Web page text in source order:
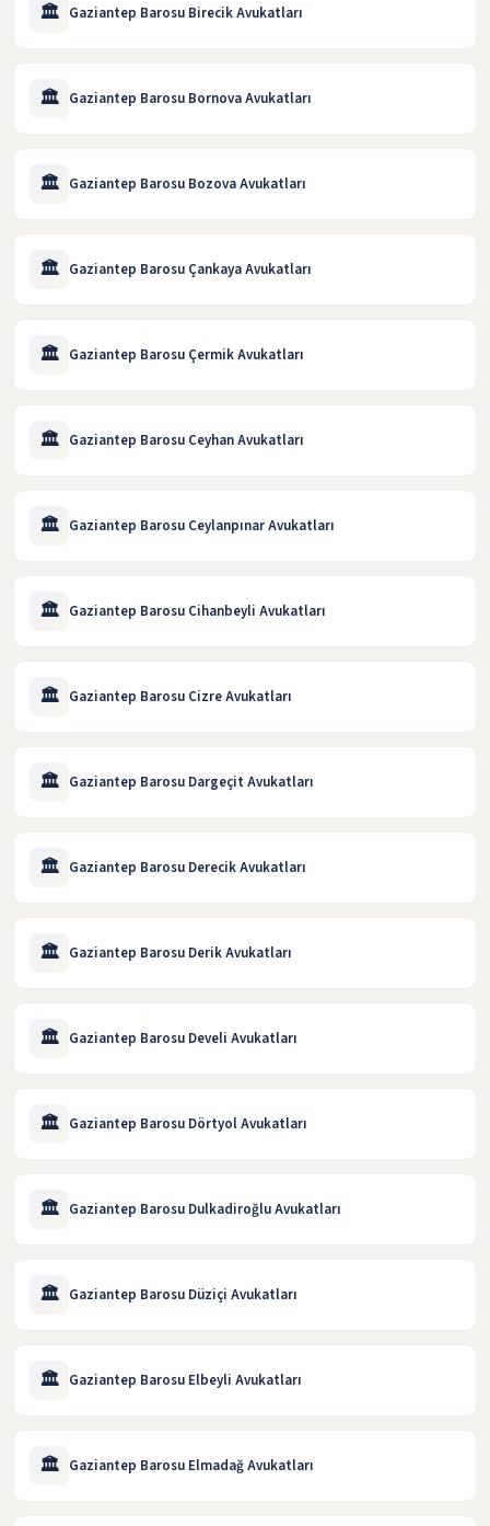
🏛️ Gaziantep Barosu Birecik Avukatları
🏛️ Gaziantep Barosu Bornova Avukatları
🏛️ Gaziantep Barosu Bozova Avukatları
🏛️ Gaziantep Barosu Çankaya Avukatları
🏛️ Gaziantep Barosu Çermik Avukatları
🏛️ Gaziantep Barosu Ceyhan Avukatları
🏛️ Gaziantep Barosu Ceylanpınar Avukatları
🏛️ Gaziantep Barosu Cihanbeyli Avukatları
🏛️ Gaziantep Barosu Cizre Avukatları
🏛️ Gaziantep Barosu Dargeçit Avukatları
🏛️ Gaziantep Barosu Derecik Avukatları
🏛️ Gaziantep Barosu Derik Avukatları
🏛️ Gaziantep Barosu Develi Avukatları
🏛️ Gaziantep Barosu Dörtyol Avukatları
🏛️ Gaziantep Barosu Dulkadiroğlu Avukatları
🏛️ Gaziantep Barosu Düziçi Avukatları
🏛️ Gaziantep Barosu Elbeyli Avukatları
🏛️ Gaziantep Barosu Elmadağ Avukatları